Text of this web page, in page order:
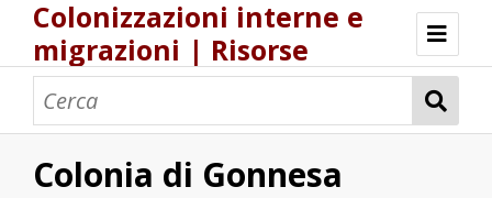
Colonizzazioni interne e
migrazioni | Risorse
Risorse Storia.DH.Unica.it
Popolamenti nel Regno di Sardegna
Una logistica europea del popolamento?
Colonia di Gonnesa